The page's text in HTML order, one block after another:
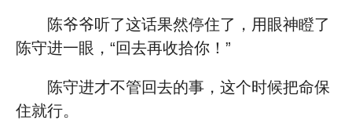
陈爷爷听了这话果然停住了，用眼神瞪了
陈守进一眼，“回去再收拾你！”
陈守进才不管回去的事，这个时候把命保
住就行。